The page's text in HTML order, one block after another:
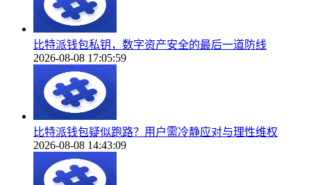
比特派钱包私钥，数字资产安全的最后一道防线
2026-08-08 17:05:59
比特派钱包疑似跑路？用户需冷静应对与理性维权
2026-08-08 14:43:09